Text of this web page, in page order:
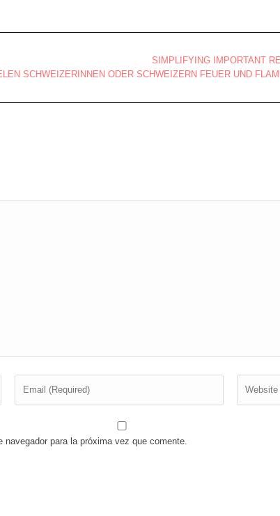
SIMPLIFYING IMPORTANT
SCHWEIZERINNEN ODER SCHWEIZERN FEUER UND
para la próxima vez que comente.